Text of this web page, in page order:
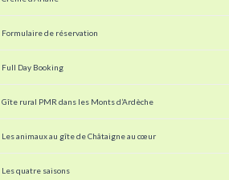
Formulaire de réservation
Full Day Booking
Gîte rural PMR dans les Monts d’Ardèche
Les animaux au gîte de Châtaigne au cœur
Les quatre saisons